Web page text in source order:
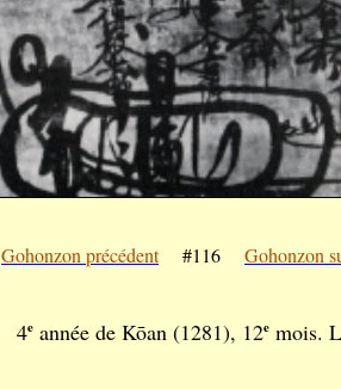
Gohonzon précédent #116 Gohonzon
4e année de Kōan (1281), 12e mois.